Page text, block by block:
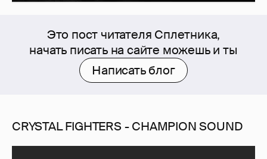
Это пост читателя Сплетника,
начать писать на сайте можешь и ты
Написать блог
CRYSTAL FIGHTERS - CHAMPION SOUND